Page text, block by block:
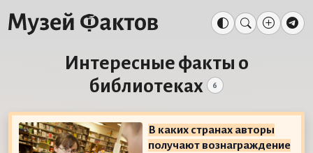
Интересные факты о
библиотеках
6
В каких странах авторы
получают вознаграждение